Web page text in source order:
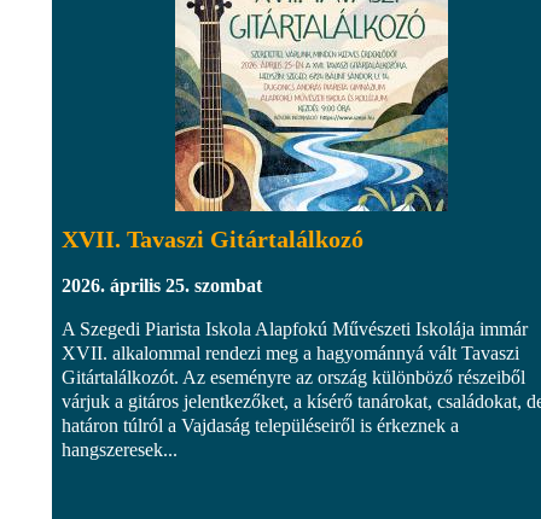
XVII. Tavaszi Gitártalálkozó
2026. április 25. szombat
A Szegedi Piarista Iskola Alapfokú Művészeti Iskolája immár
XVII. alkalommal rendezi meg a hagyománnyá vált Tavaszi
Gitártalálkozót. Az eseményre az ország különböző részeiből
várjuk a gitáros jelentkezőket, a kísérő tanárokat, családokat,
határon túlról a Vajdaság településeiről is érkeznek a
hangszeresek...